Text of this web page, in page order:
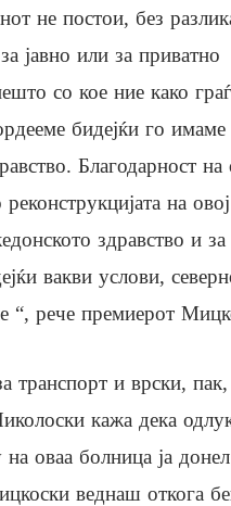
не постои, без
јавно или за приватно
со кое ние како
бидејќи го имаме
Благодарност на
реконструкцијата на
здравство и
вакви услови,
“, рече премиерот
транспорт и врски, пак,
кажа дека
оваа болница ја донел
веднаш откога